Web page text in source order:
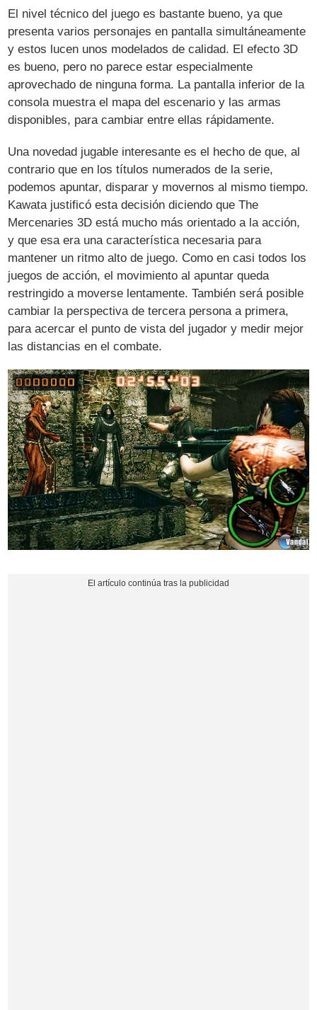
El nivel técnico del juego es bastante bueno, ya que
presenta varios personajes en pantalla simultáneamente
y estos lucen unos modelados de calidad. El efecto 3D
es bueno, pero no parece estar especialmente
aprovechado de ninguna forma. La pantalla inferior de la
consola muestra el mapa del escenario y las armas
disponibles, para cambiar entre ellas rápidamente.
Una novedad jugable interesante es el hecho de que, al
contrario que en los títulos numerados de la serie,
podemos apuntar, disparar y movernos al mismo tiempo.
Kawata justificó esta decisión diciendo que The
Mercenaries 3D está mucho más orientado a la acción,
y que esa era una característica necesaria para
mantener un ritmo alto de juego. Como en casi todos los
juegos de acción, el movimiento al apuntar queda
restringido a moverse lentamente. También será posible
cambiar la perspectiva de tercera persona a primera,
para acercar el punto de vista del jugador y medir mejor
las distancias en el combate.